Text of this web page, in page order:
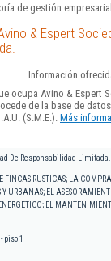
de gestión
& Espert
Información
ocupa Avino & Espert
de la base de
(S.M.E.). Más
De Responsabilidad Limitada.
FINCAS RUSTICAS; LA
Y URBANAS; EL
EL
piso 1